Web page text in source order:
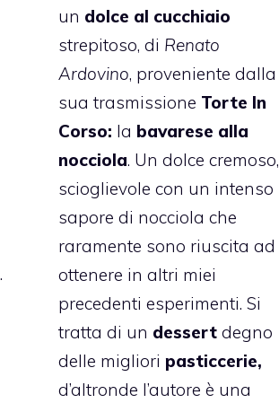
.
un dolce al cucchiaio
strepitoso, di Renato
Ardovino, proveniente dalla
sua trasmissione Torte In
Corso: la bavarese alla
nocciola. Un dolce cremoso,
scioglievole con un intenso
sapore di nocciola che
raramente sono riuscita ad
ottenere in altri miei
precedenti esperimenti. Si
tratta di un dessertdegno
delle migliori pasticcerie,
d’altronde l’autore è una